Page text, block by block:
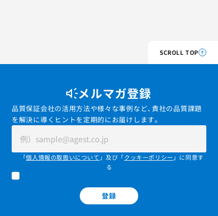
SCROLL TOP
メルマガ登録
品質保証会社の活用方法や様々な事例など、貴社の品質課題
を解決に導くヒントを定期的にお届けします。
「個人情報の取扱いについて 」及び「クッキーポリシー 」に同意す
る
登録